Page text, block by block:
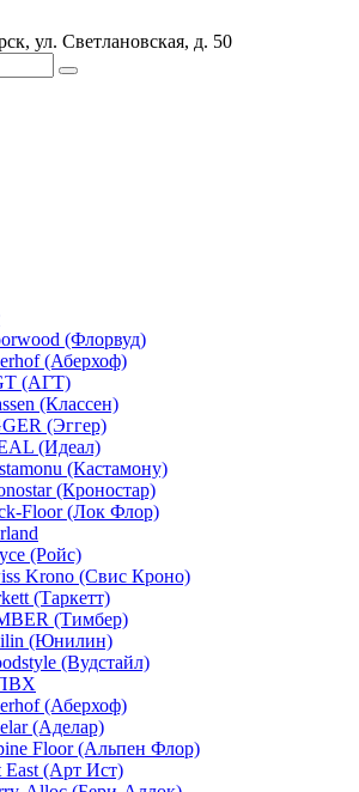
ул. Светлановская, д. 50
(Флорвуд)
(Аберхоф)
(АГТ)
(Классен)
(Эггер)
(Идеал)
(Кастамону)
(Кроностар)
Floor (Лок Флор)
(Ройс)
Krono (Свис Кроно)
(Таркетт)
(Тимбер)
(Юнилин)
(Вудстайл)
(Аберхоф)
(Аделар)
Floor (Альпен Флор)
East (Арт Ист)